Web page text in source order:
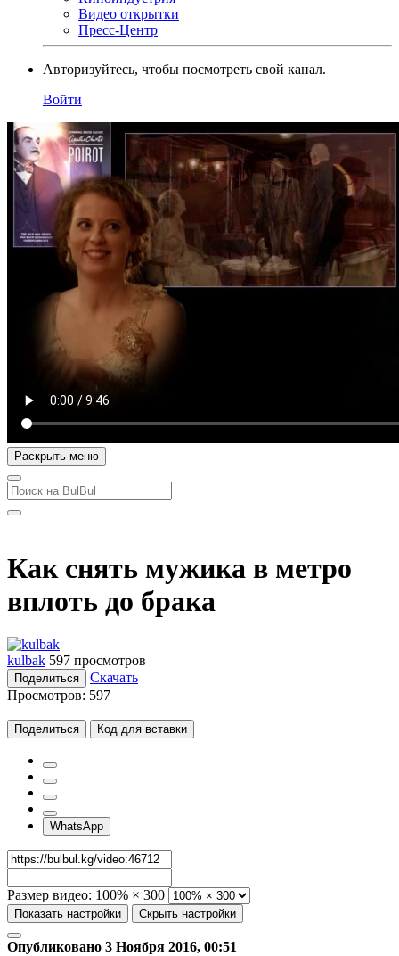
Видео открытки
Пресс-Центр
Авторизуйтесь, чтобы посмотреть свой канал.
Войти
Раскрыть меню
Как снять мужика в метро
вплоть до брака
kulbak 597 просмотров
Поделиться
Скачать
Просмотров: 597
Поделиться Код для вставки
WhatsApp
Размер видео: 100% × 300
Показать настройки Скрыть настройки
Опубликовано 3 Ноября 2016, 00:51